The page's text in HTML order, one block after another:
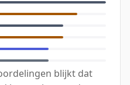
blijkt dat